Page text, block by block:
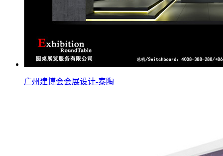
广州建博会会展设计-泰陶